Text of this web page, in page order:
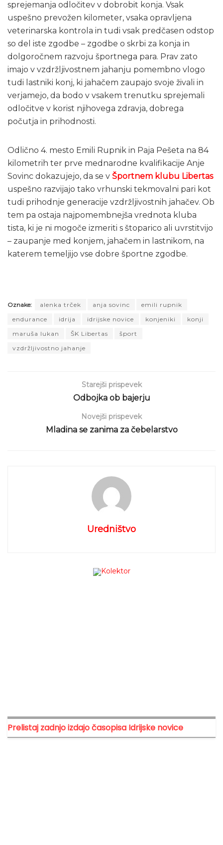
sprejemanja odločitev v dobrobit konja. Vsak
uspešno prevožen kilometer, vsaka opravljena
veterinarska kontrola in tudi vsak predčasen odstop
so del iste zgodbe – zgodbe o skrbi za konja in
dolgoročnem razvoju športnega para. Prav zato
imajo v vzdržljivostnem jahanju pomembno vlogo
tudi lastniki konj, ki jahačem zaupajo svoje živali in
verjamejo, da bodo v vsakem trenutku sprejemali
odločitve v korist njihovega zdravja, dobrega
počutja in prihodnosti.
Odlično 4. mesto Emili Rupnik in Paja Pešeta na 84
kilometrih ter prve mednarodne kvalifikacije Anje
Sovinc dokazujejo, da se v Športnem klubu Libertas
uspešno razvijajo tako vrhunski tekmovalni pari kot
tudi prihodnje generacije vzdržljivostnih jahačev. Ob
tem pa ostaja najpomembnejša vrednota kluba
tista, ki je ni mogoče izmeriti s štoparico ali uvrstitvijo
– zaupanje med konjem, jahačem in lastnikom, na
katerem temeljijo vse dobre športne zgodbe.
Oznake: alenka trček anja sovinc
emili rupnik
endurance
idrija idrijske novice konjeniki
konji
maruša lukan
ŠK Libertas
šport
vzdržljivostno jahanje
Starejši prispevek
Odbojka ob bajerju
Novejši prispevek
Mladina se zanima za čebelarstvo
Uredništvo
Prelistaj zadnjo izdajo časopisa Idrijske novice